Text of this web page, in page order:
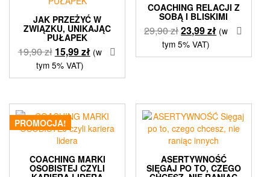
JAK PRZEŻYĆ W
ZWIĄZKU, UNIKAJĄC
PUŁAPEK
19,90zł Pierwotna
cena
wynosiła:
15,99złAktualna
wynosi:
(w
tym 5% VAT)
COACHING RELACJI Z
SOBĄ I BLISKIMI
29,90złPierwotna
cena
wynosiła:
23,99złAktualna
wynosi:
(w
tym 5% VAT)
PROMOCJA!
COACHING MARKI
OSOBISTEJ CZYLI
ASERTYWNOŚĆ
SIĘGAJ PO TO, CZEGO